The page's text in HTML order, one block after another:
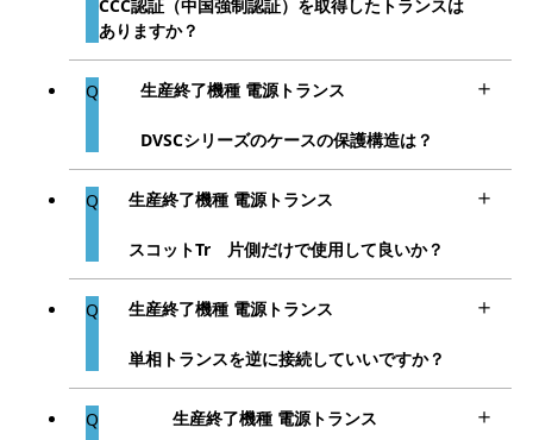
CCC認証（中国強制認証）を取得したトランスは
ありますか？
生産終了機種 電源トランス
DVSCシリーズのケースの保護構造は？
生産終了機種 電源トランス
スコットTr 片側だけで使用して良いか？
生産終了機種 電源トランス
単相トランスを逆に接続していいですか？
生産終了機種 電源トランス